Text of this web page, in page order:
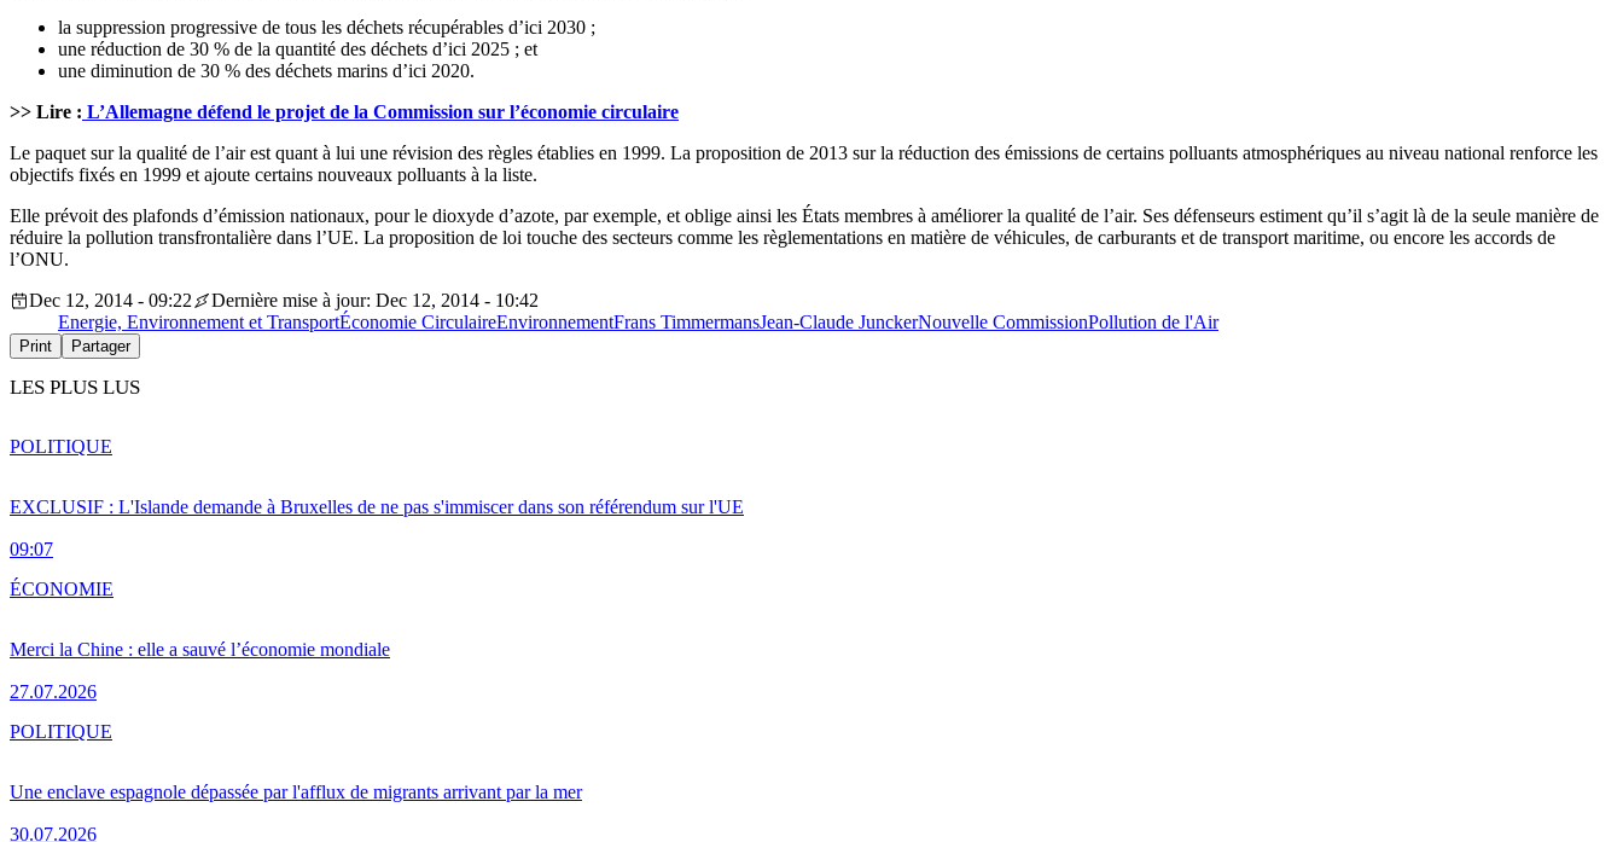
la suppression progressive de tous les déchets récupérables d’ici 2030 ;
une réduction de 30 % de la quantité des déchets d’ici 2025 ; et
une diminution de 30 % des déchets marins d’ici 2020.
>> Lire : L’Allemagne défend le projet de la Commission sur l’économie circulaire
Le paquet sur la qualité de l’air est quant à lui une révision des règles établies en 1999. La proposition de 2013 sur la réduction des émissions de certains polluants atmosphériques au niveau national renforce les
objectifs fixés en 1999 et ajoute certains nouveaux polluants à la liste.
Elle prévoit des plafonds d’émission nationaux, pour le dioxyde d’azote, par exemple, et oblige ainsi les États membres à améliorer la qualité de l’air. Ses défenseurs estiment qu’il s’agit là de la seule manière de
réduire la pollution transfrontalière dans l’UE. La proposition de loi touche des secteurs comme les règlementations en matière de véhicules, de carburants et de transport maritime, ou encore les accords de
l’ONU.
Dec 12, 2014 - 09:22
Dernière mise à jour: Dec 12, 2014 - 10:42
Energie, Environnement et TransportÉconomie CirculaireEnvironnementFrans TimmermansJean-Claude JunckerNouvelle CommissionPollution de l'Air
Print Partager
LES PLUS LUS
EXCLUSIF : L'Islande demande à Bruxelles de ne pas s'immiscer dans son référendum sur l'UE
09:07
POLITIQUE
Merci la Chine : elle a sauvé l’économie mondiale
27.07.2026
ÉCONOMIE
Une enclave espagnole dépassée par l'afflux de migrants arrivant par la mer
30.07.2026
POLITIQUE